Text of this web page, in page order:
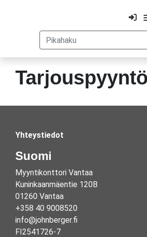
Tarjouspyyntö
Yhteystiedot
Suomi
Myyntikonttori Vantaa
Kuninkaanmäentie 120B
01260 Vantaa
+358 40 9008520
info@johnberger.fi
FI2541726-7